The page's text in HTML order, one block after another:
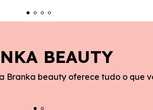
BEAUTY
Branka beauty oferece tudo o que